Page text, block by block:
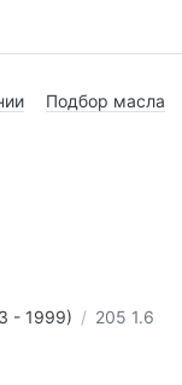
Подбор масла
- 1999) 205 1.6